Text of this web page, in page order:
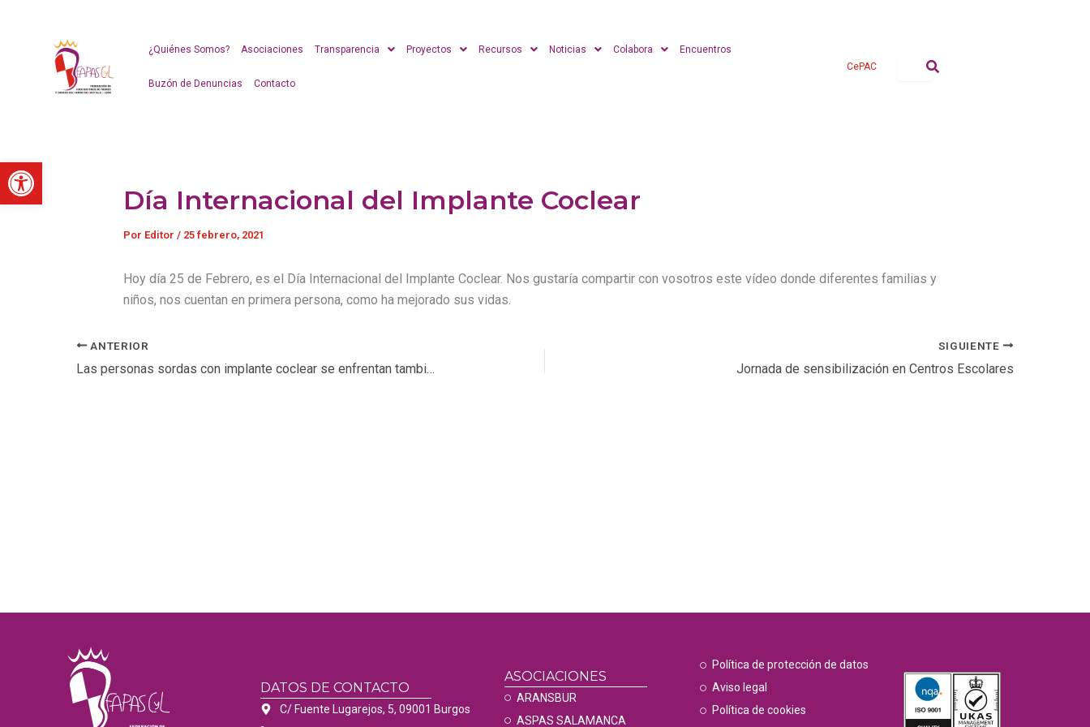
Abrir barra de herramientas
contenido
¿Quiénes Somos? Asociaciones Transparencia Proyectos Recursos Noticias Colabora Encuentros
Buzón de Denuncias Contacto
CePAC
Día Internacional del Implante Coclear
Por Editor / 25 febrero, 2021
Hoy día 25 de Febrero, es el Día Internacional del Implante Coclear. Nos gustaría compartir con vosotros este vídeo donde diferentes familias y
niños, nos cuentan en primera persona, como ha mejorado sus vidas.
ANTERIOR
Las personas sordas con implante coclear se enfrentan también a las barreras de la Covid-19
SIGUIENTE
Jornada de sensibilización en Centros Escolares
DATOS DE CONTACTO
C/ Fuente Lugarejos, 5, 09001 Burgos
ASOCIACIONES
ARANSBUR
ASPAS SALAMANCA
Política de protección de datos
Aviso legal
Política de cookies